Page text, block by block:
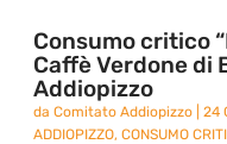
Consumo critico
Caffè Verdone di
Addiopizzo
daComitato Addiopizzo |24
ADDIOPIZZO,CONSUMO